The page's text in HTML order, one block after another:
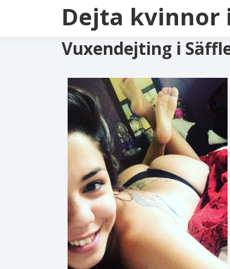
Dejta kvinnor
Vuxendejting i